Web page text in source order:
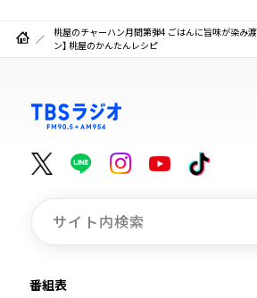
桃屋のチャーハン月間第弾4 ごはんに旨味が染み渡
ン】 桃屋のかんたんレシピ
番組表